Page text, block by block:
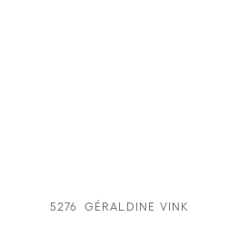
5276 GÉRALDINE VINK